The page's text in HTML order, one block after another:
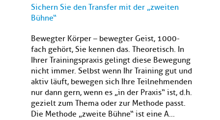
Sichern Sie den Transfer mit der „zweiten
Bühne“
Bewegter Körper – bewegter Geist, 1000-
fach gehört, Sie kennen das. Theoretisch. In
Ihrer Trainingspraxis gelingt diese Bewegung
nicht immer. Selbst wenn Ihr Training gut und
aktiv läuft, bewegen sich Ihre Teilnehmenden
nur dann gern, wenn es „in der Praxis“ ist, d.h.
gezielt zum Thema oder zur Methode passt.
Die Methode „zweite Bühne“ ist eine A...